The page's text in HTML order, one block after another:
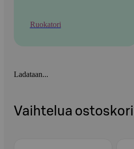
Ruokatori
Ladataan...
Vaihtelua